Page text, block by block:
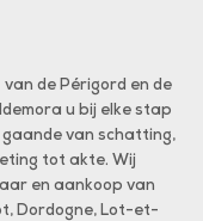
de Périgord en de
u bij elke stap
gaande van schatting,
tot akte. Wij
en aankoop van
Dordogne, Lot-et-